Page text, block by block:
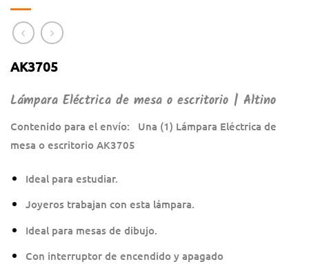
AK3705
Lámpara Eléctrica de mesa o escritorio | Altino
Contenido para el envío: Una (1) Lámpara Eléctrica de
mesa o escritorio AK3705
Ideal para estudiar.
Joyeros trabajan con esta lámpara.
Ideal para mesas de dibujo.
Con interruptor de encendido y apagado